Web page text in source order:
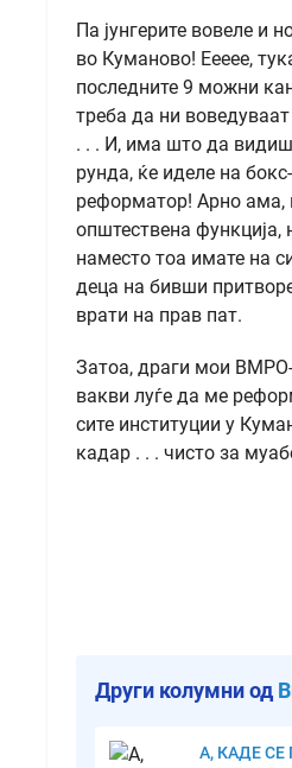
Па јунгерите вовеле и
во Куманово! Еееее,
последните 9 можни
треба да ни
. . . И, има што да
рунда, ќе иделе на
реформатор! Арно ама,
општествена
наместо тоа имате на
деца на бивши
врати на прав пат.
Затоа, драги мои
вакви луѓе да ме
сите институции у
кадар . . . чисто за
Други колумни од
А, КАДЕ СЕ